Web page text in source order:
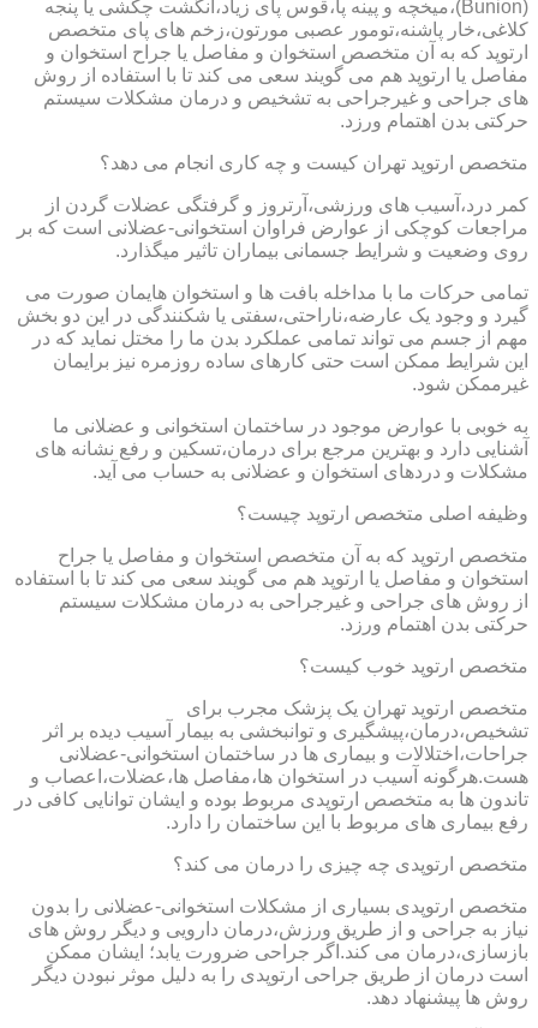
(Bunion)،میخچه و پینه پا،قوس پای زیاد،انگشت چکشی یا پنجه
کلاغی،خار پاشنه،تومور عصبی مورتون،زخم های پای متخصص
ارتوپد که به آن متخصص استخوان و مفاصل یا جراح استخوان و
مفاصل یا ارتوپد هم می گویند سعی می کند تا با استفاده از روش
های جراحی و غیرجراحی به تشخیص و درمان مشکلات سیستم
حرکتی بدن اهتمام ورزد.
متخصص ارتوپد تهران کیست و چه کاری انجام می دهد؟
کمر درد،آسیب های ورزشی،آرتروز و گرفتگی عضلات گردن از
مراجعات کوچکی از عوارض فراوان استخوانی-عضلانی است که بر
روی وضعیت و شرایط جسمانی بیماران تاثیر میگذارد.
تمامی حرکات ما با مداخله بافت ها و استخوان هایمان صورت می
گیرد و وجود یک عارضه،ناراحتی،سفتی یا شکنندگی در این دو بخش
مهم از جسم می تواند تمامی عملکرد بدن ما را مختل نماید که در
این شرایط ممکن است حتی کارهای ساده روزمره نیز برایمان
غیرممکن شود.
به خوبی با عوارض موجود در ساختمان استخوانی و عضلانی ما
آشنایی دارد و بهترین مرجع برای درمان،تسکین و رفع نشانه های
مشکلات و دردهای استخوان و عضلانی به حساب می آید.
وظیفه اصلی متخصص ارتوپد چیست؟
متخصص ارتوپد که به آن متخصص استخوان و مفاصل یا جراح
استخوان و مفاصل یا ارتوپد هم می گویند سعی می کند تا با استفاده
از روش های جراحی و غیرجراحی به درمان مشکلات سیستم
حرکتی بدن اهتمام ورزد.
متخصص ارتوپد خوب کیست؟
متخصص ارتوپد تهران یک پزشک مجرب برای
تشخیص،درمان،پیشگیری و توانبخشی به بیمار آسیب دیده بر اثر
جراحات،اختلالات و بیماری ها در ساختمان استخوانی-عضلانی
هست.هرگونه آسیب در استخوان ها،مفاصل ها،عضلات،اعصاب و
تاندون ها به متخصص ارتوپدی مربوط بوده و ایشان توانایی کافی در
رفع بیماری های مربوط با این ساختمان را دارد.
متخصص ارتوپدی چه چیزی را درمان می کند؟
متخصص ارتوپدی بسیاری از مشکلات استخوانی-عضلانی را بدون
نیاز به جراحی و از طریق ورزش،درمان دارویی و دیگر روش های
بازسازی،درمان می کند.اگر جراحی ضرورت یابد؛ ایشان ممکن
است درمان از طریق جراحی ارتوپدی را به دلیل موثر نبودن دیگر
روش ها پیشنهاد دهد.